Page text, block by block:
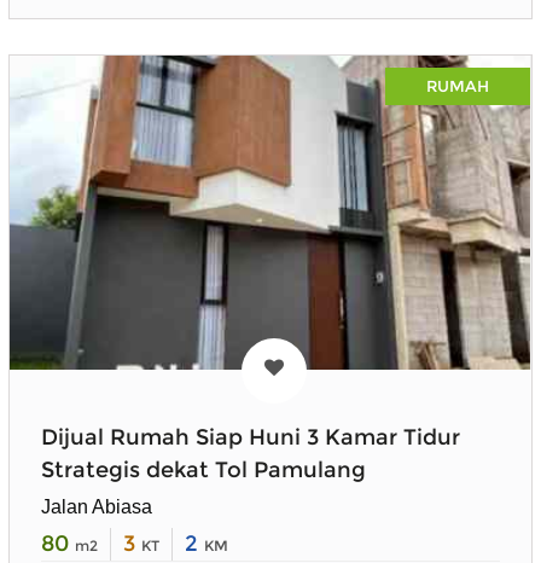
RUMAH
Dijual Rumah Siap Huni 3 Kamar Tidur
Strategis dekat Tol Pamulang
Jalan Abiasa
80 m2 3 KT 2 KM